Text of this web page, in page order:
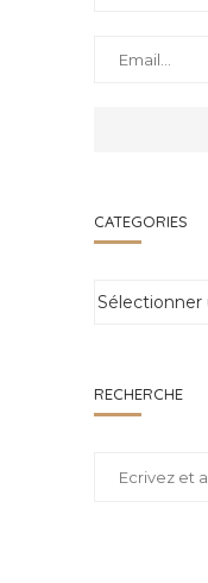
CATEGORIES
RECHERCHE